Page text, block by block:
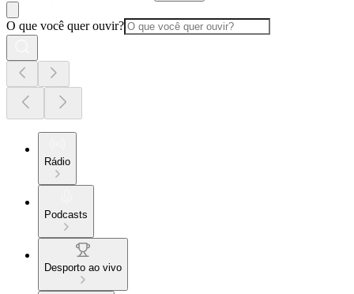
O que você quer ouvir?
Rádio
Podcasts
Desporto ao vivo